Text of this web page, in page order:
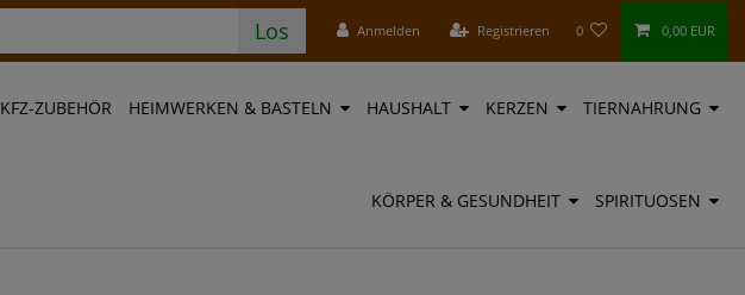
Los Anmelden Registrieren 0 0,00 EUR
KFZ-ZUBEHÖR HEIMWERKEN & BASTELN HAUSHALT KERZEN TIERNAHRUNG
KÖRPER & GESUNDHEIT SPIRITUOSEN